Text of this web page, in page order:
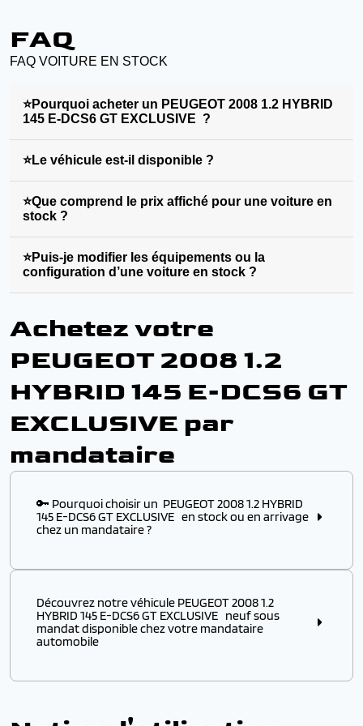
FAQ
FAQ VOITURE EN STOCK
⭐Pourquoi acheter un PEUGEOT 2008 1.2 HYBRID
145 E-DCS6 GT EXCLUSIVE ?
⭐Le véhicule est-il disponible ?
⭐Que comprend le prix affiché pour une voiture en
stock ?
⭐Puis-je modifier les équipements ou la
configuration d’une voiture en stock ?
Achetez votre
PEUGEOT 2008 1.2
HYBRID 145 E-DCS6 GT
EXCLUSIVE par
mandataire
🔑 Pourquoi choisir un PEUGEOT 2008 1.2 HYBRID
145 E-DCS6 GT EXCLUSIVE en stock ou en arrivage
chez un mandataire ?
Choisir ce modèleen stockouen arrivagechez un
✔️ D’obtenir unmodèle disponible immédiatement
sans attendre plusieurs mois de délai usine
distributeurs européens
en main simplifiée
Découvrez notre véhicule PEUGEOT 2008 1.2
HYBRID 145 E-DCS6 GT EXCLUSIVE neuf sous
mandat disponible chez votre mandataire
automobile
Découvrez notre véhicule PEUGEOT 2008 1.2 HYBRID